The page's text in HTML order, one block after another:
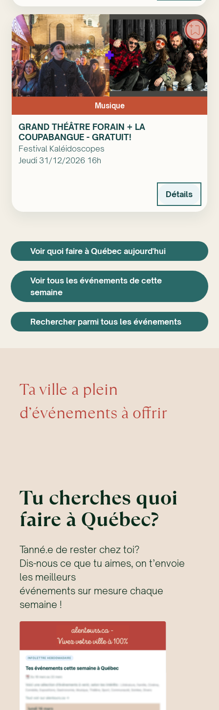
Musique
GRAND THÉÂTRE FORAIN + LA
COUPABANGUE - GRATUIT!
Festival Kaléidoscopes
Jeudi 31/12/2026 16h
Détails
Voir quoi faire à Québec aujourd'hui
Voir tous les événements de cette
semaine
Rechercher parmi tous les événements
Ta ville a plein
d’événements à offrir
Tu cherches quoi
faire à Québec?
Tanné.e de rester chez toi?
Dis-nous ce que tu aimes, on t’envoie
les meilleurs
événements sur mesure chaque
semaine !